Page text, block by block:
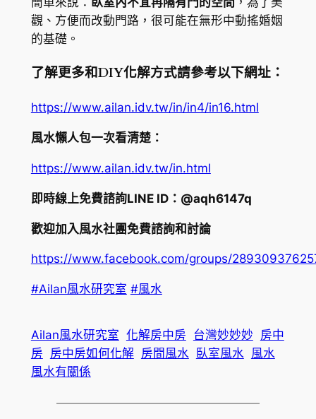
觀、方便而改動門路，很可能在無形中動搖婚姻
的基礎。
了解更多和DIY化解方式請參考以下網址：
https://www.ailan.idv.tw/in/in4/in16.html
風水懶人包一次看清楚：
https://www.ailan.idv.tw/in.html
即時線上免費諮詢LINE ID：@aqh6147q
歡迎加入風水社團免費諮詢和討論
https://www.facebook.com/groups/
#Ailan風水研究室 #風水
Ailan風水研究室 化解房中房 台灣妙妙妙 房中
房 房中房如何化解 房間風水 臥室風水 風水
風水有關係